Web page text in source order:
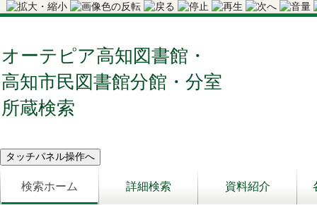
オーテピア高知図書館・
高知市民図書館分館・分室
所蔵検索
検索ホーム 詳細検索 資料紹介